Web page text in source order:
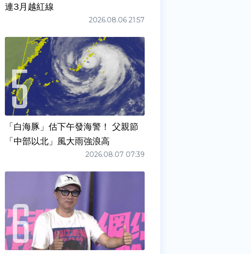
連3月越紅線
2026.08.06 21:57
「白海豚」估下午發海警！ 父親節
「中部以北」風大雨強浪高
2026.08.07 07:39